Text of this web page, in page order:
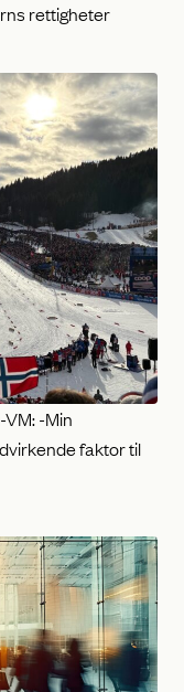
rettigheter
-Min
faktor til